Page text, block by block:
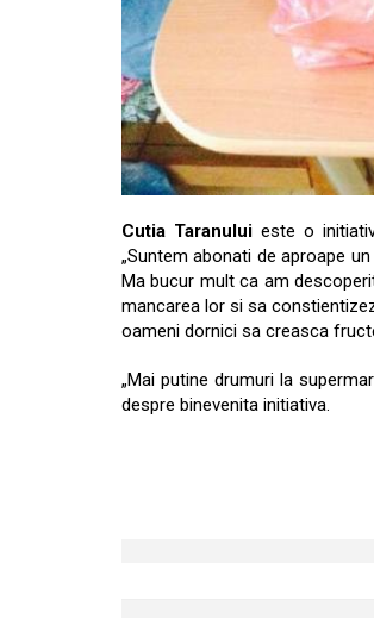
Cutia Taranului este o
„Suntem abonati de aproape
Ma bucur mult ca am
mancarea lor si sa
oameni dornici sa creasca
„Mai putine drumuri la
despre binevenita initiativa.